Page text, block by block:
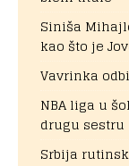
Siniša
kao što je
Vavrinka
NBA liga u
drugu sestru
Srbija